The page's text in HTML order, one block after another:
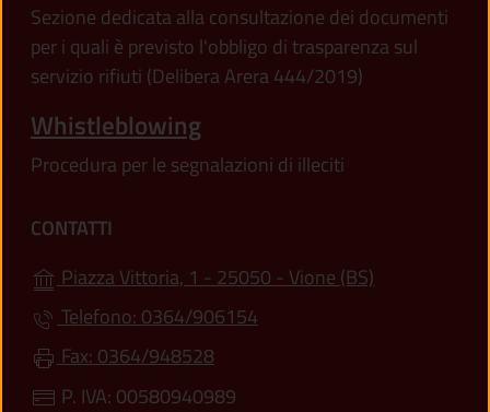
Sezione dedicata alla consultazione dei documenti
per i quali è previsto l'obbligo di trasparenza sul
servizio rifiuti (Delibera Arera 444/2019)
Whistleblowing
Procedura per le segnalazioni di illeciti
CONTATTI
Piazza Vittoria, 1 - 25050 - Vione (BS)
Telefono: 0364/906154
Fax: 0364/948528
P. IVA: 00580940989